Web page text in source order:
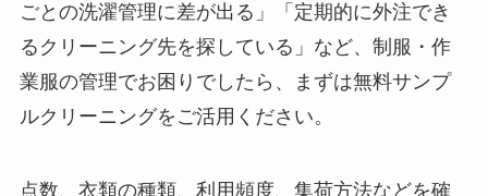
ごとの洗濯管理に差が出る」「定期的に外注でき
るクリーニング先を探している」など、制服・作
業服の管理でお困りでしたら、まずは無料サンプ
ルクリーニングをご活用ください。
点数、衣類の種類、利用頻度、集荷方法などを確